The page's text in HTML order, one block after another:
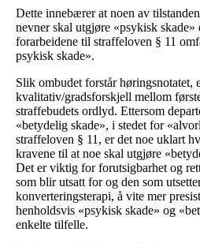
Dette innebærer at noen av
nevner skal utgjøre «psykisk skade»
forarbeidene til straffeloven § 11
psykisk skade».
Slik ombudet forstår høringsnotatet,
kvalitativ/gradsforskjell mellom
straffebudets ordlyd. Ettersom
«betydelig skade», i stedet for
straffeloven § 11, er det noe uklart
kravene til at noe skal utgjøre
Det er viktig for forutsigbarhet og
som blir utsatt for og den som
konverteringsterapi, å vite mer
henholdsvis «psykisk skade» og
enkelte tilfelle.